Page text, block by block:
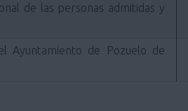
de las personas admitidas y
Ayuntamiento de Pozuelo de